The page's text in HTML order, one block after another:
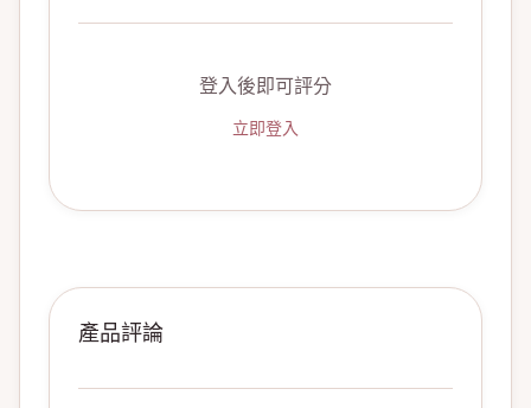
登入後即可評分
立即登入
產品評論